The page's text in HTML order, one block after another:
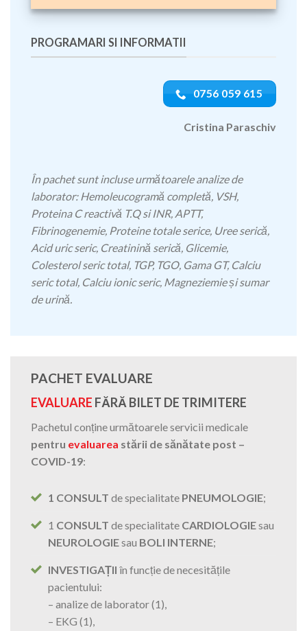
PROGRAMARI SI INFORMATII
0756 059 615
Cristina Paraschiv
În pachet sunt incluse următoarele analize de
laborator: Hemoleucogramă completă, VSH,
Proteina C reactivă T.Q si INR, APTT,
Fibrinogenemie, Proteine totale serice, Uree serică,
Acid uric seric, Creatinină serică, Glicemie,
Colesterol seric total, TGP, TGO, Gama GT, Calciu
seric total, Calciu ionic seric, Magneziemie și sumar
de urină.
PACHET EVALUARE
EVALUARE FĂRĂ BILET DE TRIMITERE
Pachetul conține următoarele servicii medicale
pentru evaluarea stării de sănătate post –
COVID-19:
1 CONSULT de specialitate PNEUMOLOGIE;
1 CONSULT de specialitate CARDIOLOGIEsau
NEUROLOGIEsau BOLI INTERNE;
INVESTIGAȚII în funcție de necesitățile
pacientului:
– analize de laborator (1),
– EKG (1),